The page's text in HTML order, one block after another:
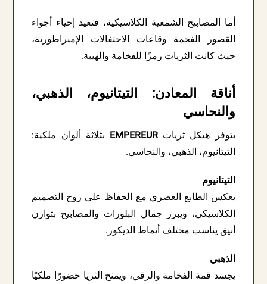
أما المصابيح الشمعية الكلاسيكية، فتعيد إحياء أجواء
القصور الفخمة وقاعات الاحتفالات الإمبراطورية،
حيث كانت الثريات رمزًا للفخامة والهيبة.
أناقة المعادن: التيتانيوم، الذهبي،
والنحاسي
يتوفر هيكل ثرياتEMPEREUR بثلاثة ألوان ملكية:
التيتانيوم، الذهبي، والنحاسي.
التيتانيوم
يعكس الطابع العصري مع الحفاظ على روح التصميم
الكلاسيكي، ويبرز جمال البلورات والمصابيح بتوازن
أنيق يناسب مختلف أنماط الديكور.
الذهبي
يجسد قمة الفخامة والرقي، ويمنح الثريا حضورًا ملكيًا